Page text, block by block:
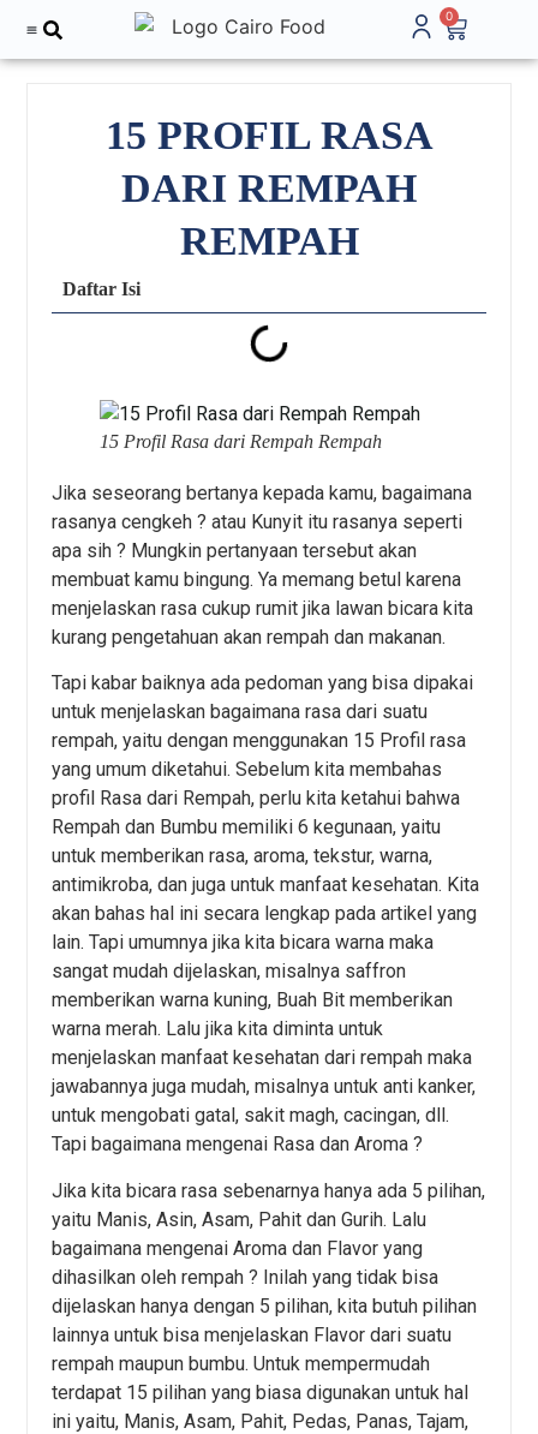
0
15 PROFIL RASA
DARI REMPAH
REMPAH
Daftar Isi
15 Profil Rasa dari Rempah Rempah
Jika seseorang bertanya kepada kamu, bagaimana
rasanya cengkeh ? atau Kunyit itu rasanya seperti
apa sih ? Mungkin pertanyaan tersebut akan
membuat kamu bingung. Ya memang betul karena
menjelaskan rasa cukup rumit jika lawan bicara kita
kurang pengetahuan akan rempah dan makanan.
Tapi kabar baiknya ada pedoman yang bisa dipakai
untuk menjelaskan bagaimana rasa dari suatu
rempah, yaitu dengan menggunakan 15 Profil rasa
yang umum diketahui. Sebelum kita membahas
profil Rasa dari Rempah, perlu kita ketahui bahwa
Rempah dan Bumbu memiliki 6 kegunaan, yaitu
untuk memberikan rasa, aroma, tekstur, warna,
antimikroba, dan juga untuk manfaat kesehatan. Kita
akan bahas hal ini secara lengkap pada artikel yang
lain. Tapi umumnya jika kita bicara warna maka
sangat mudah dijelaskan, misalnya saffron
memberikan warna kuning, Buah Bit memberikan
warna merah. Lalu jika kita diminta untuk
menjelaskan manfaat kesehatan dari rempah maka
jawabannya juga mudah, misalnya untuk anti kanker,
untuk mengobati gatal, sakit magh, cacingan, dll.
Tapi bagaimana mengenai Rasa dan Aroma ?
Jika kita bicara rasa sebenarnya hanya ada 5 pilihan,
yaitu Manis, Asin, Asam, Pahit dan Gurih. Lalu
bagaimana mengenai Aroma dan Flavor yang
dihasilkan oleh rempah ? Inilah yang tidak bisa
dijelaskan hanya dengan 5 pilihan, kita butuh pilihan
lainnya untuk bisa menjelaskan Flavor dari suatu
rempah maupun bumbu. Untuk mempermudah
terdapat 15 pilihan yang biasa digunakan untuk hal
ini yaitu, Manis, Asam, Pahit, Pedas, Panas, Tajam,